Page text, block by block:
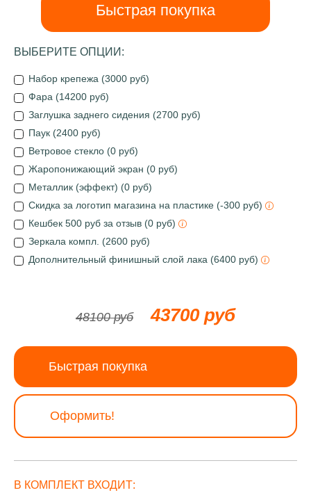
Быстрая покупка
ВЫБЕРИТЕ ОПЦИИ:
Набор крепежа (3000 руб)
Фара (14200 руб)
Заглушка заднего сидения (2700 руб)
Паук (2400 руб)
Ветровое стекло (0 руб)
Жаропонижающий экран (0 руб)
Металлик (эффект) (0 руб)
Скидка за логотип магазина на пластике (-300 руб)
Кешбек 500 руб за отзыв (0 руб)
Зеркала компл. (2600 руб)
Дополнительный финишный слой лака (6400 руб)
48100 руб 43700 руб
Быстрая покупка
Оформить!
В КОМПЛЕКТ ВХОДИТ: